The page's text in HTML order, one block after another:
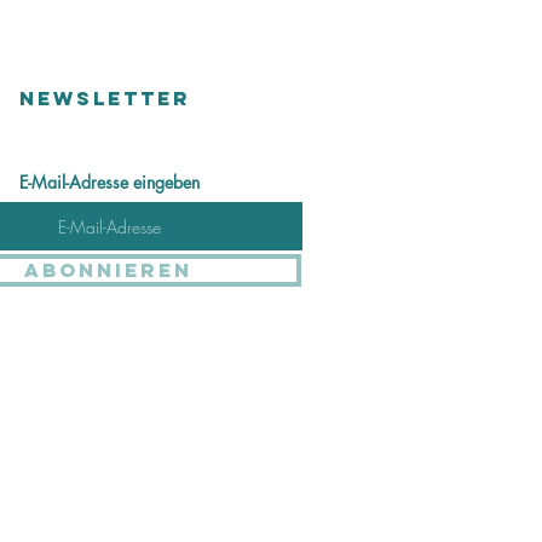
NEWSLETTER
E-Mail-Adresse eingeben
Abonnieren